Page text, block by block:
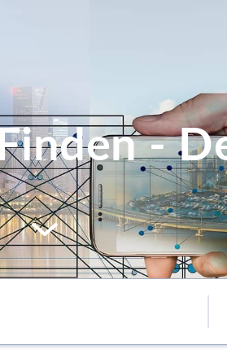
-
to content